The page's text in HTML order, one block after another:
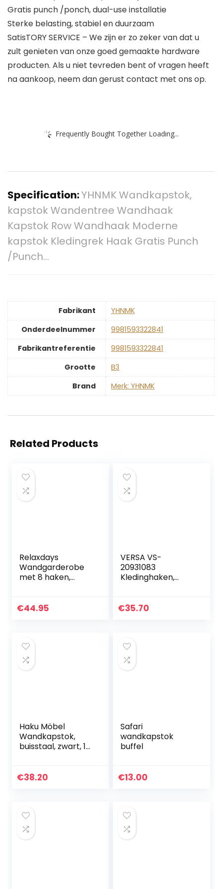
Gratis punch /ponch, dual-use installatie
Sterke belasting, stabiel en duurzaam
SatisTORY SERVICE – We zijn er zo zeker van dat u
zult genieten van onze goed gemaakte hardware
producten. Als u niet tevreden bent of vragen heeft
na aankoop, neem dan gerust contact met ons op.
Frequently Bought Together Loading...
Specification:YHNMK Wandkapstok,
kapstok Wandentree Wandhaak
Kapstok Row Wandhaak Moderne
kapstok Kledingrek Haak Gratis Punch
/Punch…
Fabrikant
‎YHNMK
Onderdeelnummer
‎9981593322841
Fabrikantreferentie
‎9981593322841
Grootte
‎B3
Brand
Merk: YHNMK
Related Products
Relaxdays
Wandgarderobe
met 8 haken,
H x B x D: 100,5 x
€44.95
VERSA VS-
20931083
Kledinghaken,
€35.70
Haku Möbel
Wandkapstok,
buisstaal, zwart, 18
€38.20
Safari
wandkapstok
buffel
€13.00